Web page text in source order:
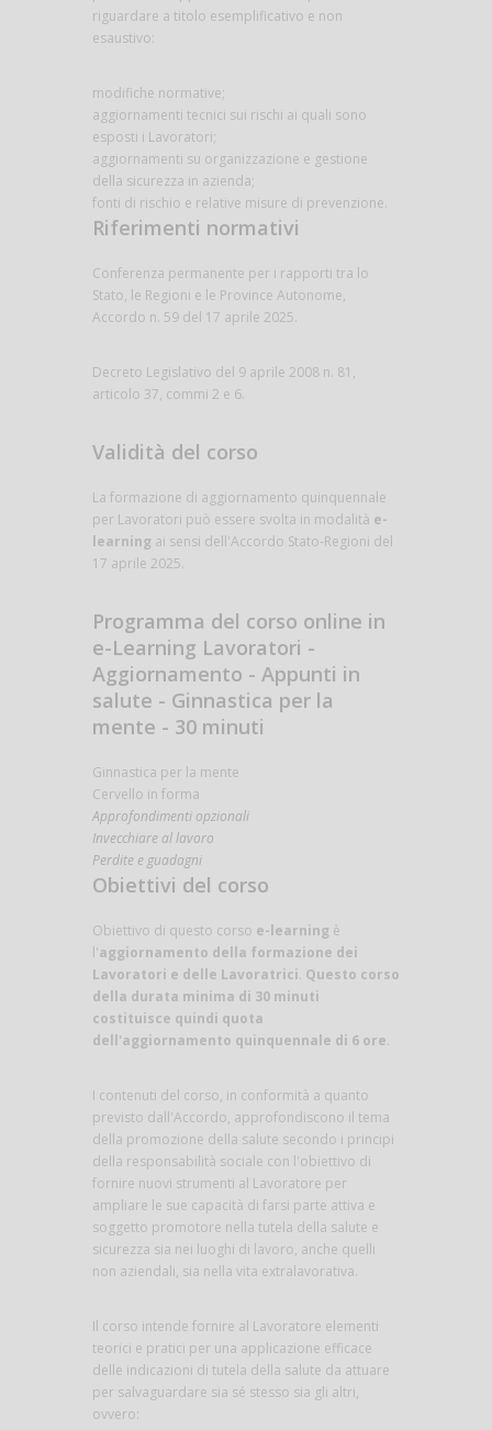
riguardare a titolo esemplificativo e non
esaustivo:
modifiche normative;
aggiornamenti tecnici sui rischi ai quali sono
esposti i Lavoratori;
aggiornamenti su organizzazione e gestione
della sicurezza in azienda;
fonti di rischio e relative misure di prevenzione.
Riferimenti normativi
Conferenza permanente per i rapporti tra lo
Stato, le Regioni e le Province Autonome,
Accordo n. 59 del 17 aprile 2025.
Decreto Legislativo del 9 aprile 2008 n. 81,
articolo 37, commi 2 e 6.
Validità del corso
La formazione di aggiornamento quinquennale
per Lavoratori può essere svolta in modalità e-
learning ai sensi dell'Accordo Stato-Regioni del
17 aprile 2025.
Programma del corso online in
e-Learning Lavoratori -
Aggiornamento - Appunti in
salute - Ginnastica per la
mente - 30 minuti
Ginnastica per la mente
Cervello in forma
Approfondimenti opzionali
Invecchiare al lavoro
Perdite e guadagni
Obiettivi del corso
Obiettivo di questo corso e-learning è
l'aggiornamento della formazione dei
Lavoratori e delle Lavoratrici. Questo corso
della durata minima di 30 minuti
costituisce quindi quota
dell'aggiornamento quinquennale di 6 ore.
I contenuti del corso, in conformità a quanto
previsto dall'Accordo, approfondiscono il tema
della promozione della salute secondo i principi
della responsabilità sociale con l'obiettivo di
fornire nuovi strumenti al Lavoratore per
ampliare le sue capacità di farsi parte attiva e
soggetto promotore nella tutela della salute e
sicurezza sia nei luoghi di lavoro, anche quelli
non aziendali, sia nella vita extralavorativa.
Il corso intende fornire al Lavoratore elementi
teorici e pratici per una applicazione efficace
delle indicazioni di tutela della salute da attuare
per salvaguardare sia sé stesso sia gli altri,
ovvero: